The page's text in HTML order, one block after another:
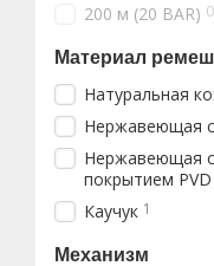
200 м (20 BAR) 0
Материал
Натуральная
Нержавеющая
Нержавеющая
покрытием PVD
Каучук 1
Механизм